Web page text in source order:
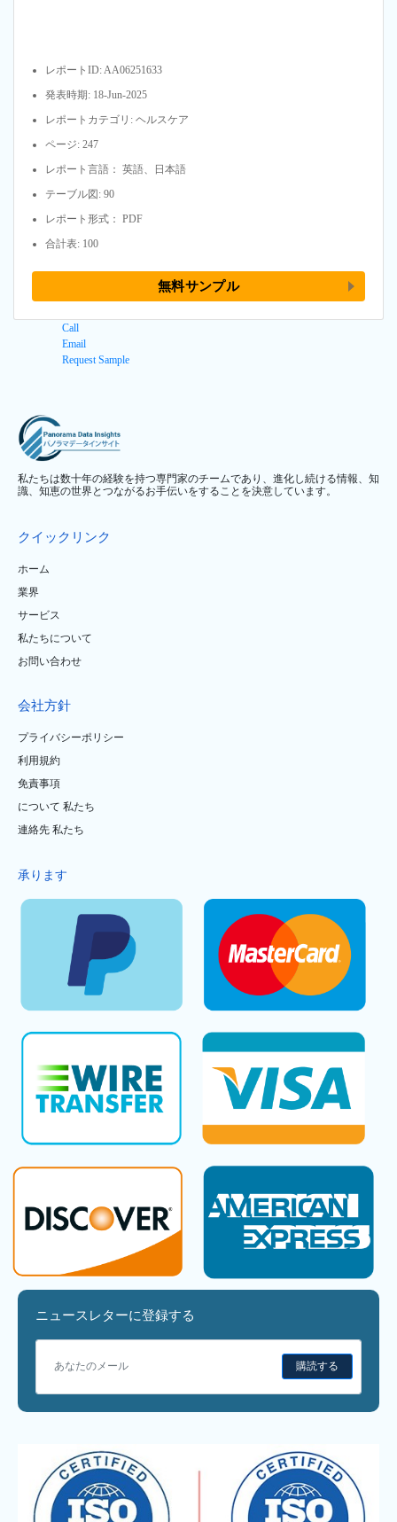
レポートID: AA06251633
発表時期: 18-Jun-2025
レポートカテゴリ: ヘルスケア
ページ: 247
レポート言語： 英語、日本語
テーブル図: 90
レポート形式： PDF
合計表: 100
無料サンプル
Call
Email
Request Sample
私たちは数十年の経験を持つ専門家のチームであり、進化し続ける情報、知
識、知恵の世界とつながるお手伝いをすることを決意しています。
クイックリンク
ホーム
業界
サービス
私たちについて
お問い合わせ
会社方針
プライバシーポリシー
利用規約
免責事項
について 私たち
連絡先 私たち
承ります
ニュースレターに登録する
購読する